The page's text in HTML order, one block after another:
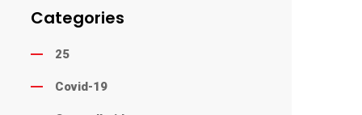
Categories
25
Covid-19